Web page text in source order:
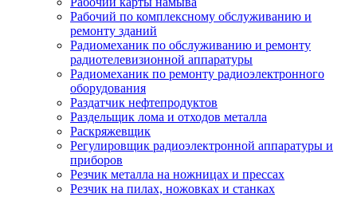
Рабочий по комплексному обслуживанию и
ремонту зданий
Радиомеханик по обслуживанию и ремонту
радиотелевизионной аппаратуры
Радиомеханик по ремонту радиоэлектронного
оборудования
Раздатчик нефтепродуктов
Раздельщик лома и отходов металла
Раскряжевщик
Регулировщик радиоэлектронной аппаратуры и
приборов
Резчик металла на ножницах и прессах
Резчик на пилах, ножовках и станках